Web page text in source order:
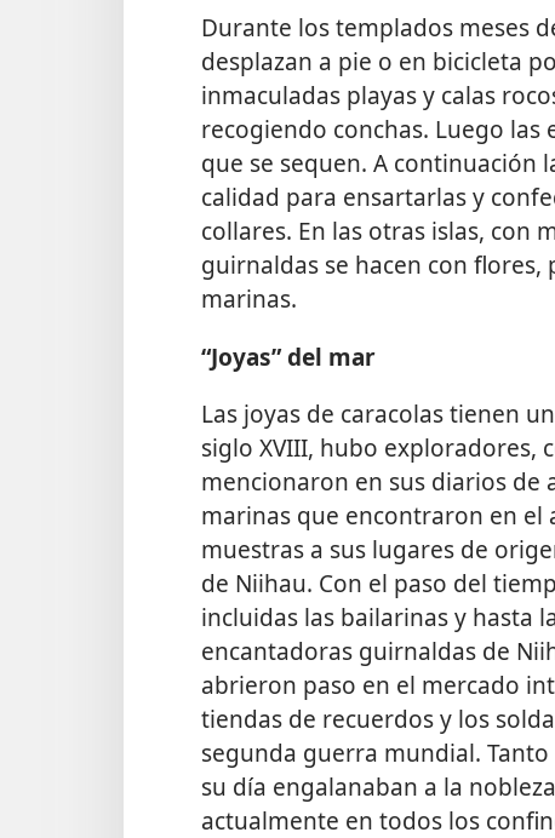
Durante los templados meses
desplazan a pie o en bicicleta
inmaculadas playas y calas
recogiendo conchas. Luego
que se sequen. A continuación
calidad para ensartarlas y
collares. En las otras islas, con
guirnaldas se hacen con
marinas.
“Joyas” del mar
Las joyas de caracolas tienen
siglo XVIII, hubo exploradores,
mencionaron en sus diarios de
marinas que encontraron en el
muestras a sus lugares de
de Niihau. Con el paso del
incluidas las bailarinas y hasta
encantadoras guirnaldas de
abrieron paso en el mercado
tiendas de recuerdos y los
segunda guerra mundial.
su día engalanaban a la
actualmente en todos los